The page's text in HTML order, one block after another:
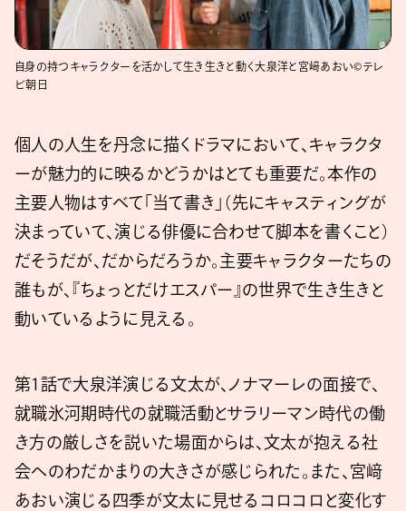
自身の持つキャラクターを活かして生き生きと動く大泉洋と宮﨑あおい©テレ
ビ朝日
個人の人生を丹念に描くドラマにおいて、キャラクタ
ーが魅力的に映るかどうかはとても重要だ。本作の
主要人物はすべて「当て書き」（先にキャスティングが
決まっていて、演じる俳優に合わせて脚本を書くこと）
だそうだが、だからだろうか。主要キャラクターたちの
誰もが、『ちょっとだけエスパー』の世界で生き生きと
動いているように見える。
第1話で大泉洋演じる文太が、ノナマーレの面接で、
就職氷河期時代の就職活動とサラリーマン時代の働
き方の厳しさを説いた場面からは、文太が抱える社
会へのわだかまりの大きさが感じられた。また、宮﨑
あおい演じる四季が文太に見せるコロコロと変化す